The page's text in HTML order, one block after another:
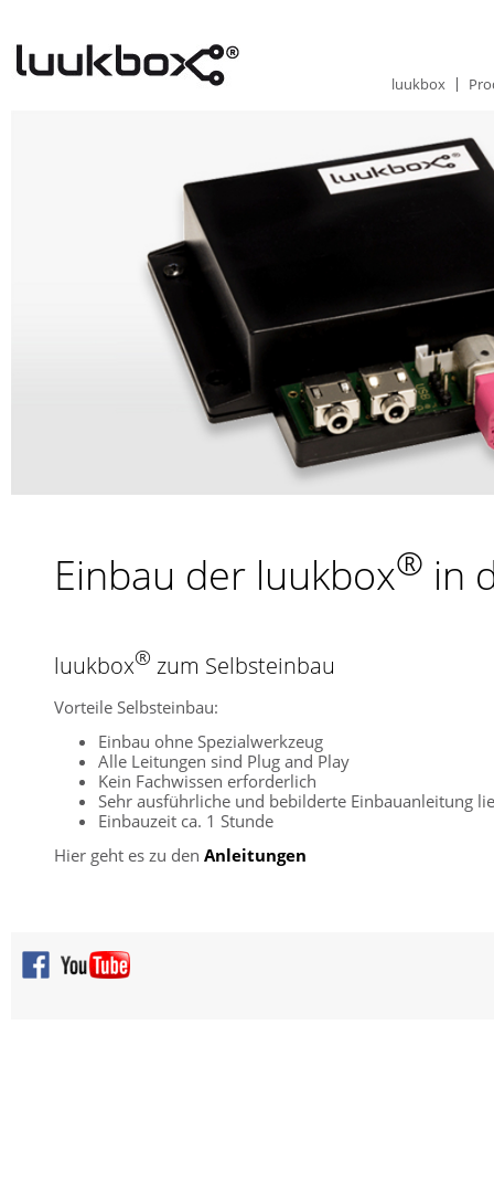
luukbox
Einbau der luukbox® in
luukbox® zum Selbsteinbau
Vorteile Selbsteinbau:
Einbau ohne Spezialwerkzeug
Alle Leitungen sind Plug and Play
Kein Fachwissen erforderlich
Sehr ausführliche und bebilderte Einbauanleitung
Einbauzeit ca. 1 Stunde
Hier geht es zu den Anleitungen